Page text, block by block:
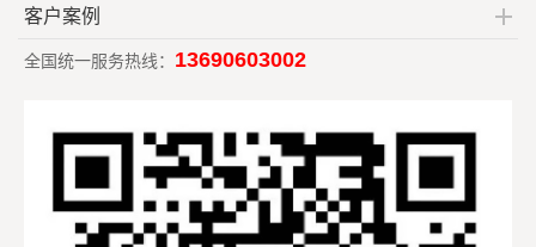
客户案例
全国统一服务热线： 13690603002